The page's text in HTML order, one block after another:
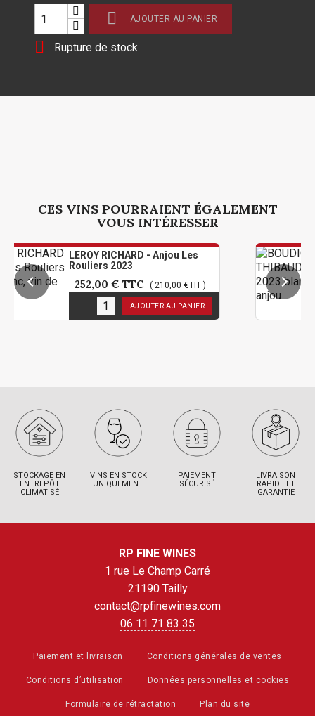
 AJOUTER AU PANIER
 Rupture de stock
CES VINS POURRAIENT ÉGALEMENT
VOUS INTÉRESSER
RICHARD - Anjou Les
2023
€ TTC ( 210,00 € HT )
AJOUTER AU PANIER
Anjou
26,40
STOCKAGE EN
ENTREPÔT
CLIMATISÉ
VINS EN STOCK
UNIQUEMENT
PAIEMENT
SÉCURISÉ
LIVRAISON
RAPIDE ET
GARANTIE
RP FINE WINES
1 rue Le Champ Carré
21190 Tailly
contact@rpfinewines.com
06 11 71 83 35
Paiement et livraison Conditions générales de ventes
Conditions d’utilisation Données personnelles et cookies
Formulaire de rétractation Plan du site